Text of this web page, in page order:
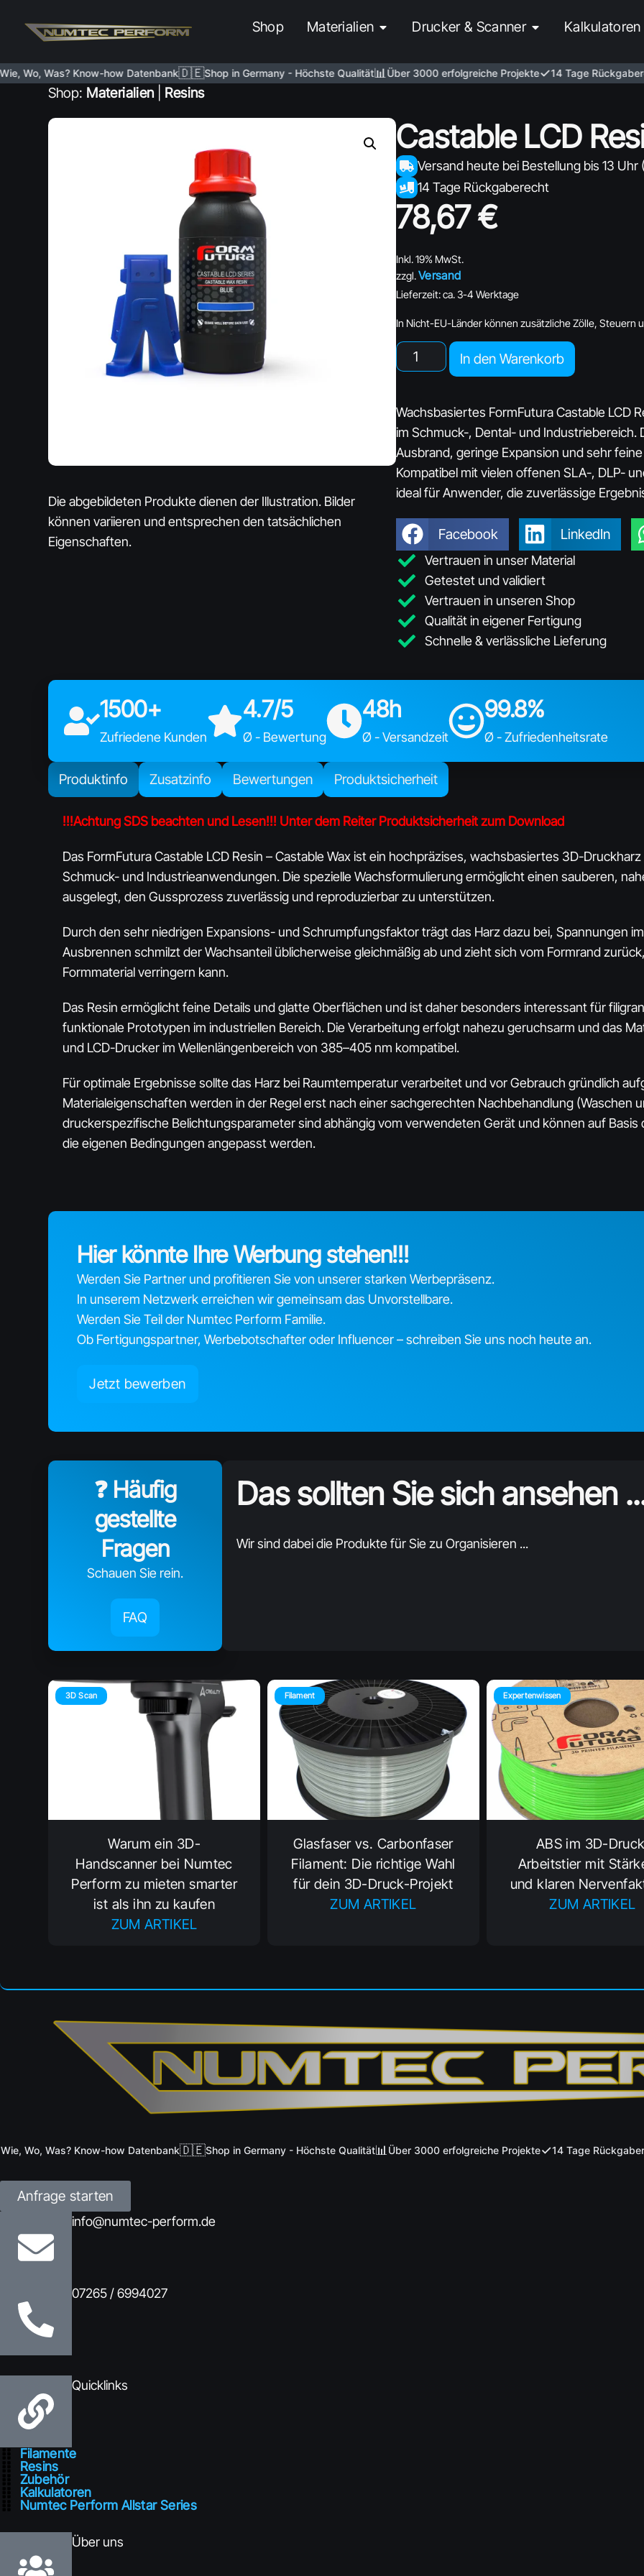
Shop Materialien Drucker & Scanner Kalkulatoren
Wo, Was? Know-how Datenbank🇩🇪Shop in Germany - Höchste Qualität📊Über 3000 erfolgreiche Projekte✓14 Tage
Shop: Materialien Resins
Die abgebildeten Produkte dienen der Illustration. Bilder
können variieren und entsprechen den tatsächlichen
Eigenschaften.
Castable LCD
Versand heute bei Bestellung bis 13 Uhr
14 Tage Rückgaberecht
78,67€
Inkl. 19% MwSt.
zzgl.Versand
Lieferzeit: ca. 3-4 Werktage
In Nicht-EU-Länder können zusätzliche Zölle, Steuern
In den Warenkorb
Wachsbasiertes FormFutura Castable LCD
im Schmuck-, Dental- und
Ausbrand, geringe Expansion und sehr
Kompatibel mit vielen offenen SLA-, DLP-
ideal für Anwender, die zuverlässige
Facebook LinkedIn
Vertrauen in unser Material
Getestet und validiert
Vertrauen in unseren Shop
Qualität in eigener Fertigung
Schnelle & verlässliche Lieferung
1500+
Zufriedene Kunden
4.7/5
Ø - Bewertung
48h
Ø - Versandzeit
99.8%
Ø - Zufriedenheitsrate
Produktinfo Zusatzinfo Bewertungen Produktsicherheit
!!!Achtung SDS beachten und Lesen!!! Unter dem Reiter Produktsicherheit zum Download
Das FormFutura Castable LCD Resin – Castable Wax ist ein hochpräzises, wachsbasiertes 3D-
Schmuck- und Industrieanwendungen. Die spezielle Wachsformulierung ermöglicht einen sauberen,
ausgelegt, den Gussprozess zuverlässig und reproduzierbar zu unterstützen.​
Durch den sehr niedrigen Expansions- und Schrumpfungsfaktor trägt das Harz dazu bei, Spannungen
Ausbrennen schmilzt der Wachsanteil üblicherweise gleichmäßig ab und zieht sich vom Formrand
Formmaterial verringern kann.​
Das Resin ermöglicht feine Details und glatte Oberflächen und ist daher besonders interessant für
funktionale Prototypen im industriellen Bereich. Die Verarbeitung erfolgt nahezu geruchsarm und das
und LCD-Drucker im Wellenlängenbereich von 385–405 nm kompatibel.​
Für optimale Ergebnisse sollte das Harz bei Raumtemperatur verarbeitet und vor Gebrauch gründlich
Materialeigenschaften werden in der Regel erst nach einer sachgerechten Nachbehandlung (Waschen
druckerspezifische Belichtungsparameter sind abhängig vom verwendeten Gerät und können auf
die eigenen Bedingungen angepasst werden.
Hier könnte Ihre Werbung stehen!!!
Werden Sie Partner und profitieren Sie von unserer starken Werbepräsenz.
In unserem Netzwerk erreichen wir gemeinsam das Unvorstellbare.
Werden Sie Teil der Numtec Perform Familie.
Ob Fertigungspartner, Werbebotschafter oder Influencer – schreiben Sie uns noch heute an.
Jetzt bewerben
❓ Häufig
gestellte
Fragen
Schauen Sie rein.
FAQ
Das sollten Sie sich ansehen
Wir sind dabei die Produkte für Sie zu Organisieren ...
3D Scan
Warum ein 3D-
Handscanner bei Numtec
Perform zu mieten smarter
ist als ihn zu kaufen
ZUM ARTIKEL
Filament
Glasfaser vs. Carbonfaser
Filament: Die richtige Wahl
für dein 3D-Druck-Projekt
ZUM ARTIKEL
Expertenwissen
ABS im 3D-
Arbeitstier mit
und klaren
ZUM ARTIKEL
Wo, Was? Know-how Datenbank🇩🇪Shop in Germany - Höchste Qualität📊Über 3000 erfolgreiche Projekte✓14 Tage
Anfrage starten
info@numtec-perform.de
07265 / 6994027
Quicklinks
Filamente
Resins
Zubehör
Kalkulatoren
Numtec Perform Allstar Series
Über uns